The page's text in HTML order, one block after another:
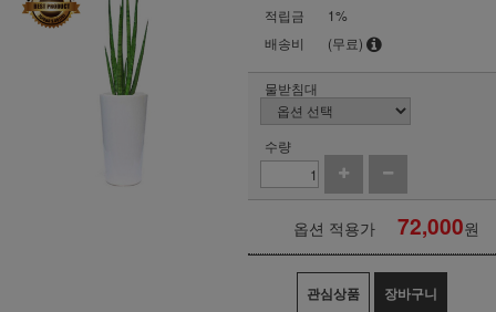
적립금
1%
배송비
(무료)
물받침대
수량
옵션 적용가 72,000원
관심상품 장바구니